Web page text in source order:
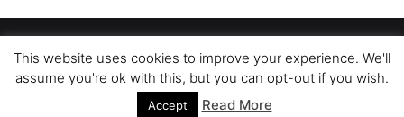
POLÍTICA DE PRIVACIDADE SOBRE NÓS
POLÍTICA DE COOKIES
TERMOS DE USO
This website uses cookies to improve your experience. We'll
assume you're ok with this, but you can opt-out if you wish.
Accept Read More